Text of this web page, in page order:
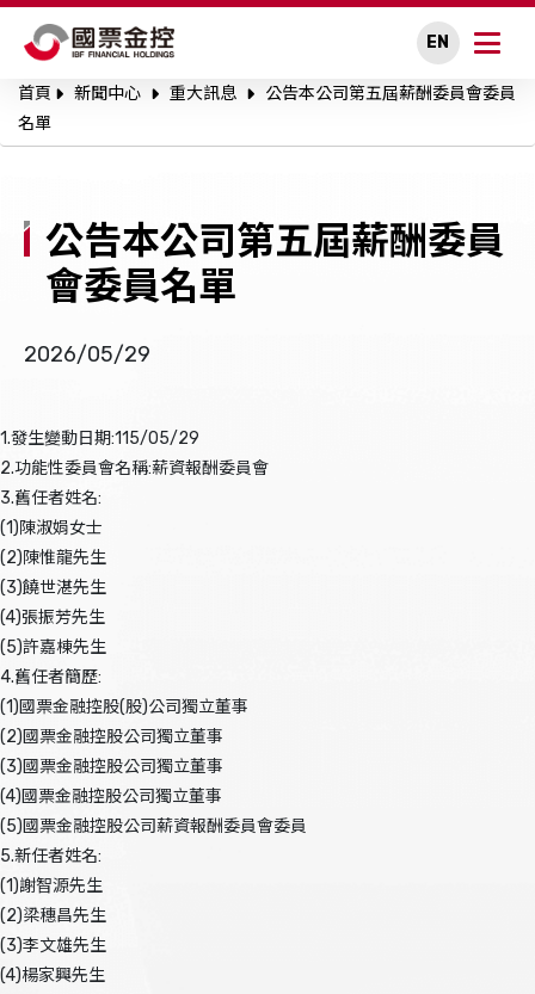
EN
於國票金控
司治理
資人關係
才招募
聞中心
害關係人溝通
首頁 新聞中心 重大訊息
公告本公司第五屆薪酬委員會委員
名單
公告本公司第五屆薪酬委員
會委員名單
2026/05/29
1.發生變動日期:115/05/29
2.功能性委員會名稱:薪資報酬委員會
3.舊任者姓名:
(1)陳淑娟女士
(2)陳惟龍先生
(3)饒世湛先生
(4)張振芳先生
(5)許嘉棟先生
4.舊任者簡歷:
(1)國票金融控股(股)公司獨立董事
(2)國票金融控股公司獨立董事
(3)國票金融控股公司獨立董事
(4)國票金融控股公司獨立董事
(5)國票金融控股公司薪資報酬委員會委員
5.新任者姓名:
(1)謝智源先生
(2)梁穗昌先生
(3)李文雄先生
(4)楊家興先生